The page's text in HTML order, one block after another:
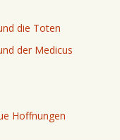
die Toten
der Medicus
Hoffnungen